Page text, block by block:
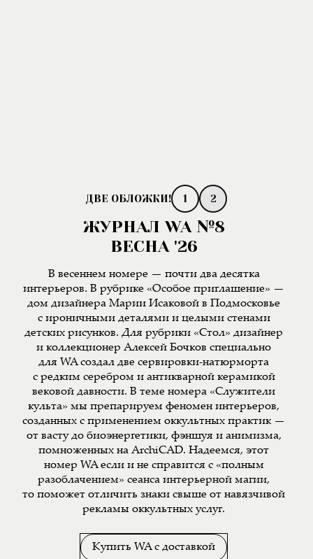
1 2
ЖУРНАЛ WA №8
ВЕСНА '26
В весеннем номере — почти два десятка
интерьеров. В рубрике «Особое приглашение» —
дом дизайнера Марии Исаковой в Подмосковье
с ироничными деталями и целыми стенами
детских рисунков. Для рубрики «Стол» дизайнер
и коллекционер Алексей Бочков специально
для WA создал две сервировки-натюрморта
с редким серебром и антикварной керамикой
вековой давности. В теме номера «Служители
культа» мы препарируем феномен интерьеров,
созданных с применением оккультных практик —
от васту до биоэнергетики, фэншуя и анимизма,
помноженных на ArchiCAD. Надеемся, этот
номер WA если и не справится с «полным
разоблачением» сеанса интерьерной магии,
то поможет отличить знаки свыше от навязчивой
рекламы оккультных услуг.
Купить WA с доставкой